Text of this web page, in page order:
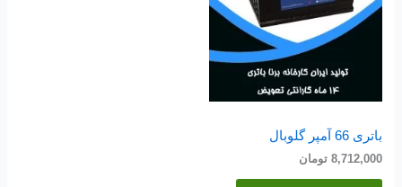
باتری 66 آمپر گلوبال
8,712,000 تومان